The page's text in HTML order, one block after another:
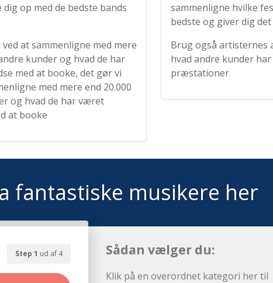
dig op med de bedste bands
at sammenligne med mere
kunder og hvad de har
med at booke, det gør vi
med mere end 20.000
og hvad de har været
at booke
sammenligne hvilke
bedste og giver dig
Brug også artisternes
hvad andre kunder
præstationer
fantastiske musikere her
Step 1 ud af 4 Sådan vælger du:
Klik på en overordnet kategori her til